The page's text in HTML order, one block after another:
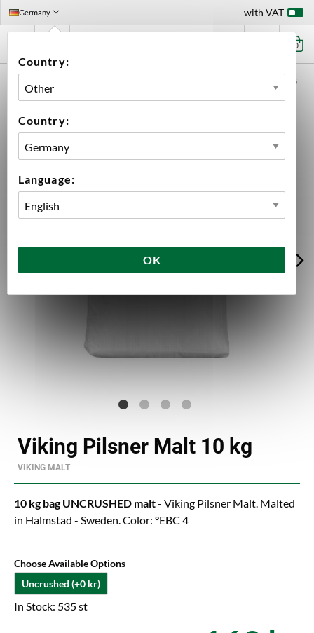
Germany
Country:
Country:
Language:
OK
with VAT
0
VIKING PILSNER MALT 10 KG
Viking Pilsner Malt 10 kg
VIKING MALT
10 kg bag UNCRUSHED malt- Viking Pilsner Malt. Malted
in Halmstad - Sweden. Color: °EBC 4
Choose Available Options
Uncrushed (+0 kr)
In Stock: 535 st